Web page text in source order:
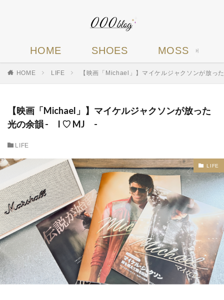
HOME SHOES MOSS
HOME LIFE 【映画「Michael」】マイケルジャクソンが放
【映画「Michael」】マイケルジャクソンが放った
光の余韻 - I ♡ MJ -
LIFE
LIFE